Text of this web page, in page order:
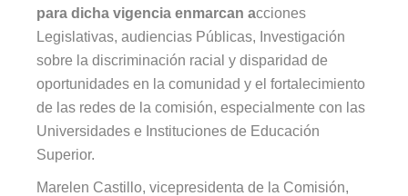
para dicha vigencia enmarcan acciones
Legislativas, audiencias Públicas, Investigación
sobre la discriminación racial y disparidad de
oportunidades en la comunidad y el fortalecimiento
de las redes de la comisión, especialmente con las
Universidades e Instituciones de Educación
Superior.
Marelen Castillo, vicepresidenta de la Comisión,